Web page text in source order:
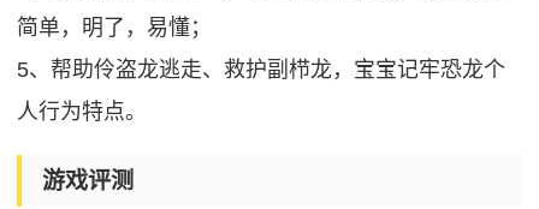
简单，明了，易懂；
5、帮助伶盗龙逃走、救护副栉龙，宝宝记牢恐龙个
人行为特点。
游戏评测